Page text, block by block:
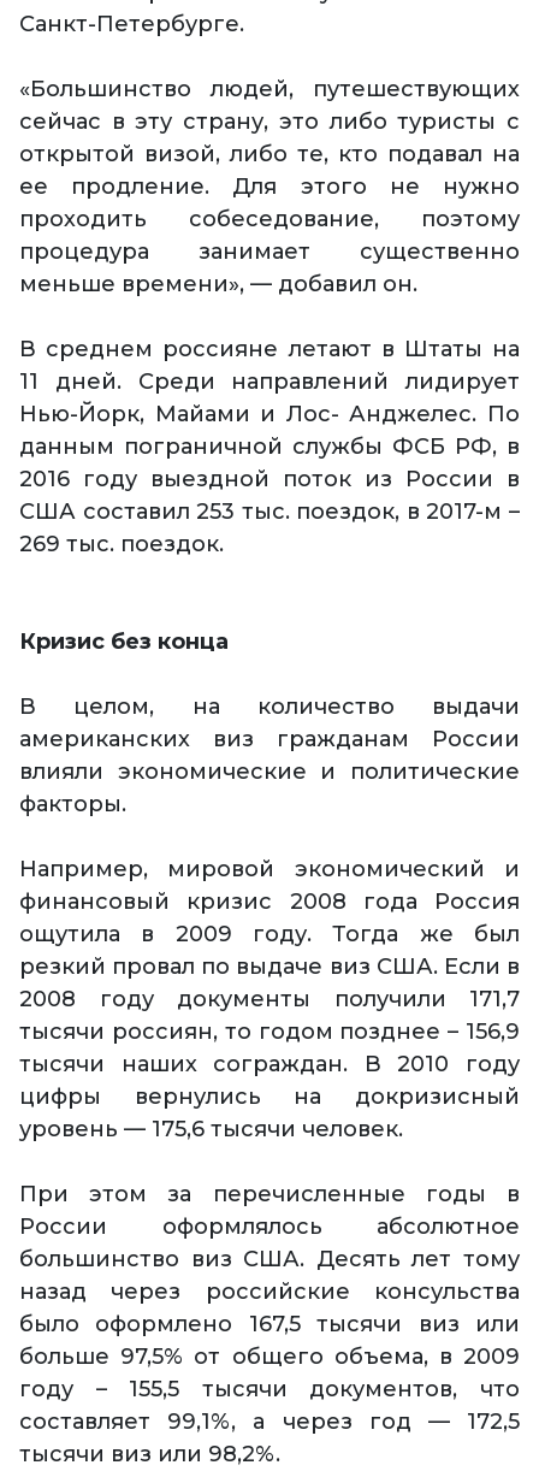
Санкт-Петербурге.
«Большинство людей, путешествующих
сейчас в эту страну, это либо туристы с
открытой визой, либо те, кто подавал на
ее продление. Для этого не нужно
проходить собеседование, поэтому
процедура занимает существенно
меньше времени», — добавил он.
В среднем россияне летают в Штаты на
11 дней. Среди направлений лидирует
Нью-Йорк, Майами и Лос- Анджелес. По
данным пограничной службы ФСБ РФ, в
2016 году выездной поток из России в
США составил 253 тыс. поездок, в 2017-м –
269 тыс. поездок.
Кризис без конца
В целом, на количество выдачи
американских виз гражданам России
влияли экономические и политические
факторы.
Например, мировой экономический и
финансовый кризис 2008 года Россия
ощутила в 2009 году. Тогда же был
резкий провал по выдаче виз США. Если в
2008 году документы получили 171,7
тысячи россиян, то годом позднее – 156,9
тысячи наших сограждан. В 2010 году
цифры вернулись на докризисный
уровень — 175,6 тысячи человек.
При этом за перечисленные годы в
России оформлялось абсолютное
большинство виз США. Десять лет тому
назад через российские консульства
было оформлено 167,5 тысячи виз или
больше 97,5% от общего объема, в 2009
году – 155,5 тысячи документов, что
составляет 99,1%, а через год — 172,5
тысячи виз или 98,2%.